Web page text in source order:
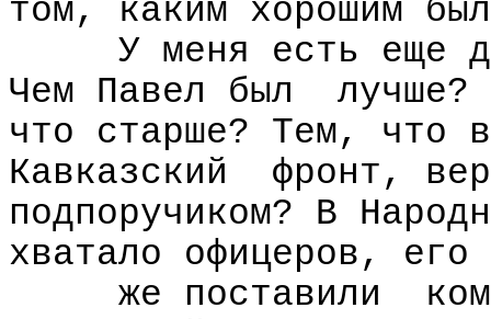
том, каким хорошим
У меня есть еще
Чем Павел был
лучше?
что старше? Тем, что
Кавказский
фронт,
подпоручиком? В
хватало офицеров, его
же поставили